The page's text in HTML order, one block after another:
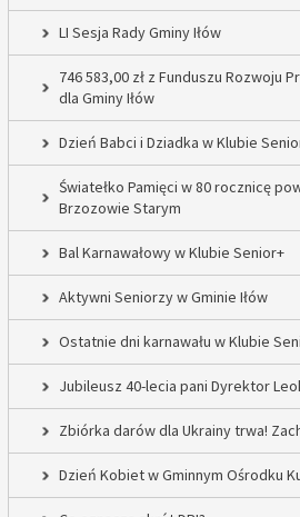
LI Sesja Rady Gminy Iłów
746 583,00 zł z Funduszu Rozwoju
dla Gminy Iłów
Dzień Babci i Dziadka w Klubie
Światełko Pamięci w 80 rocznicę
Brzozowie Starym
Bal Karnawałowy w Klubie Senior+
Aktywni Seniorzy w Gminie Iłów
Ostatnie dni karnawału w Klubie
Jubileusz 40-lecia pani Dyrektor
Zbiórka darów dla Ukrainy trwa!
Dzień Kobiet w Gminnym Ośrodku